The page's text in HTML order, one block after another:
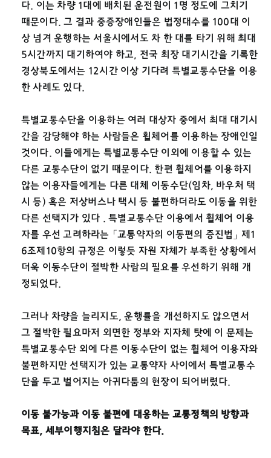
다. 이는 차량 1대에 배치된 운전원이 1명 정도에 그치기
때문이다. 그 결과 중증장애인들은 법정대수를 100대 이
상 넘겨 운행하는 서울시에서도 차 한 대를 타기 위해 최대
5시간까지 대기하여야 하고, 전국 최장 대기시간을 기록한
경상북도에서는 12시간 이상 기다려 특별교통수단을 이용
한 사례도 있다.
특별교통수단을 이용하는 여러 대상자 중에서 최대 대기시
간을 감당해야 하는 사람들은 휠체어를 이용하는 장애인일
것이다. 이들에게는 특별교통수단 이외에 이용할 수 있는
다른 교통수단이 없기 때문이다. 한편 휠체어를 이용하지
않는 이용자들에게는 다른 대체 이동수단(임차, 바우처 택
시 등) 혹은 저상버스나 택시 등 불편하더라도 이동을 위한
다른 선택지가 있다 . 특별교통수단 이용에서 휠체어 이용
자를 우선 고려하라는 「교통약자의 이동편의 증진법」 제1
6조제10항의 규정은 이렇듯 자원 자체가 부족한 상황에서
더욱 이동수단이 절박한 사람의 필요를 우선하기 위해 개
정되었다.
그러나 차량을 늘리지도, 운행률을 개선하지도 않으면서
그 절박한 필요마저 외면한 정부와 지자체 탓에 이 문제는
특별교통수단 외에 다른 이동수단이 없는 휠체어 이용자와
불편하지만 선택지가 있는 교통약자 사이에서 특별교통수
단을 두고 벌어지는 아귀다툼의 현장이 되어버렸다.
이동 불가능과 이동 불편에 대응하는 교통정책의 방향과
목표, 세부이행지침은 달라야 한다.